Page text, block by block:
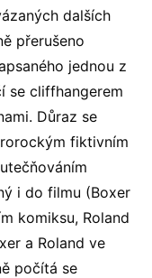
dalších
přerušeno
jednou z
se cliffhangerem
Důraz se
fiktivním
i do filmu (Boxer
komiksu, Roland
a Roland ve
počítá se